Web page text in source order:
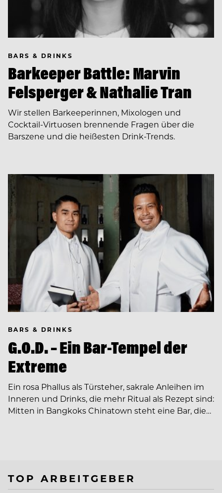
BARS & DRINKS
Barkeeper Battle: Marvin
Felsperger & Nathalie Tran
Wir stellen Barkeeperinnen, Mixologen und
Cocktail-Virtuosen brennende Fragen über die
Barszene und die heißesten Drink-Trends.
BARS & DRINKS
G.O.D. – Ein Bar-Tempel der
Extreme
Ein rosa Phallus als Türsteher, sakrale Anleihen im
Inneren und Drinks, die mehr Ritual als Rezept sind:
Mitten in Bangkoks Chinatown steht eine Bar, die…
TOP ARBEITGEBER